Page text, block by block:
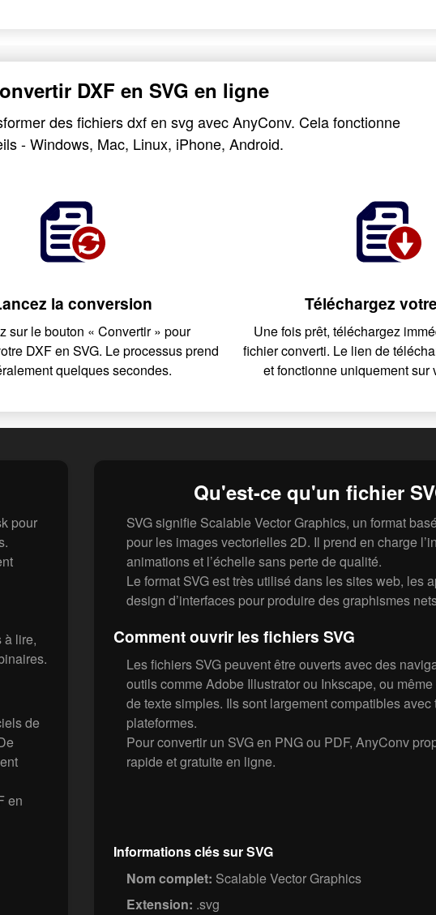
DXF en SVG en ligne
des fichiers dxf en svg avec AnyConv. Cela fonctionne
- Windows, Mac, Linux, iPhone, Android.
la conversion
sur le bouton « Convertir » pour
DXF en SVG. Le processus prend
quelques secondes.
Téléchargez
Une fois prêt, téléchargez
fichier converti. Le lien de
et fonctionne uniquement sur
pour
à lire,
de
en
Qu'est-ce qu'un fichier
SVG signifie Scalable Vector Graphics, un format
pour les images vectorielles 2D. Il prend en charge
animations et l’échelle sans perte de qualité.
Le format SVG est très utilisé dans les sites web, les
design d’interfaces pour produire des graphismes
Comment ouvrir les fichiers SVG
Les fichiers SVG peuvent être ouverts avec des
outils comme Adobe Illustrator ou Inkscape, ou
de texte simples. Ils sont largement compatibles avec
plateformes.
Pour convertir un SVG en PNG ou PDF, AnyConv
rapide et gratuite en ligne.
Informations clés sur SVG
Nom complet: Scalable Vector Graphics
Extension: .svg